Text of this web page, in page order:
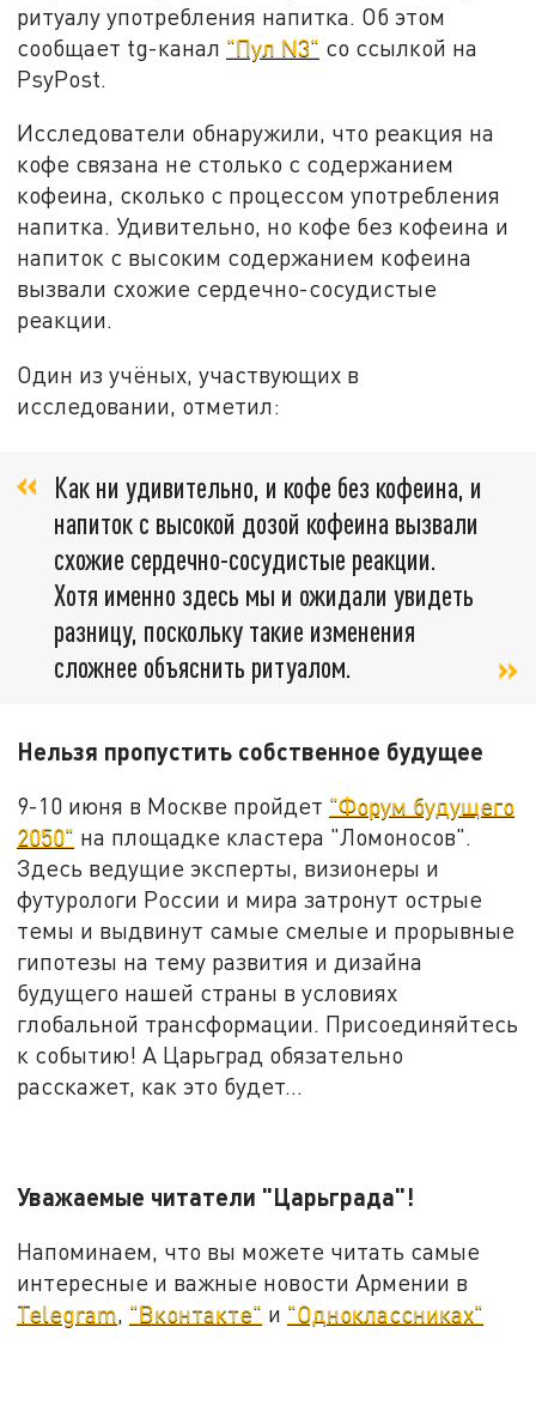
ритуалу употребления напитка. Об этом
сообщает tg-канал "Пул N3" со ссылкой на
PsyPost.
Исследователи обнаружили, что реакция на
кофе связана не столько с содержанием
кофеина, сколько с процессом употребления
напитка. Удивительно, но кофе без кофеина и
напиток с высоким содержанием кофеина
вызвали схожие сердечно-сосудистые
реакции.
Один из учёных, участвующих в
исследовании, отметил:
Как ни удивительно, и кофе без кофеина, и
напиток с высокой дозой кофеина вызвали
схожие сердечно-сосудистые реакции.
Хотя именно здесь мы и ожидали увидеть
разницу, поскольку такие изменения
сложнее объяснить ритуалом.
Нельзя пропустить собственное будущее
9-10 июня в Москве пройдет "Форум будущего
2050" на площадке кластера "Ломоносов".
Здесь ведущие эксперты, визионеры и
футурологи России и мира затронут острые
темы и выдвинут самые смелые и прорывные
гипотезы на тему развития и дизайна
будущего нашей страны в условиях
глобальной трансформации. Присоединяйтесь
к событию! А Царьград обязательно
расскажет, как это будет...
Уважаемые читатели "Царьграда"!
Напоминаем, что вы можете читать самые
интересные и важные новости Армении в
Telegram, "Вконтакте" и "Одноклассниках"